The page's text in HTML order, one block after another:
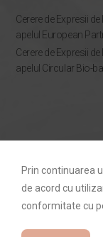
Cerere de Expresii
apelul European
Cerere de Expresii
apelul Circular Bio-
Prin continuarea
de acord cu
conformitate cu